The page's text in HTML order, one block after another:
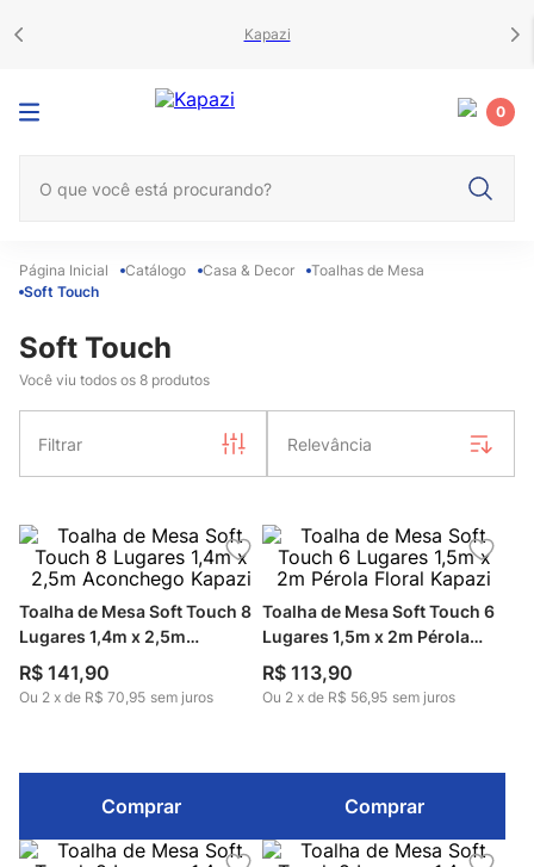
Kapazi
0
Catálogo Casa & Decor
Toalhas de Mesa
Soft Touch
Soft Touch
Você viu todos os 8 produtos
Filtrar Relevância
Toalha de Mesa Soft Touch 8
Lugares 1,4m x 2,5m
Aconchego Kapazi
R$ 141,90
Ou 2 x de R$ 70,95 sem juros
Comprar
Toalha de Mesa Soft Touch 6
Lugares 1,5m x 2m Pérola
Floral Kapazi
R$ 113,90
Ou 2 x de R$ 56,95 sem juros
Comprar